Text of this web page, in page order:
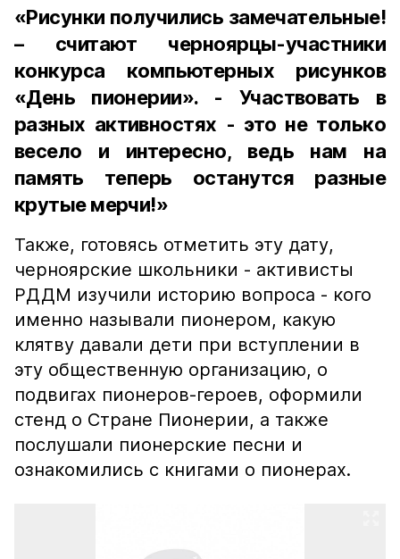
«Рисунки получились замечательные!
– считают черноярцы-участники
конкурса компьютерных рисунков
«День пионерии». - Участвовать в
разных активностях - это не только
весело и интересно, ведь нам на
память теперь останутся разные
крутые мерчи!»
Также, готовясь отметить эту дату,
черноярские школьники - активисты
РДДМ изучили историю вопроса - кого
именно называли пионером, какую
клятву давали дети при вступлении в
эту общественную организацию, о
подвигах пионеров-героев, оформили
стенд о Стране Пионерии, а также
послушали пионерские песни и
ознакомились с книгами о пионерах.